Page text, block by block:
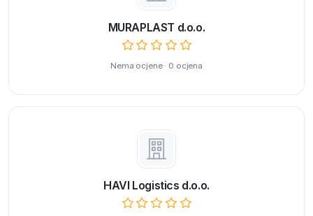
MURAPLAST d.o.o.
Nema ocjene · 0 ocjena
HAVI Logistics d.o.o.